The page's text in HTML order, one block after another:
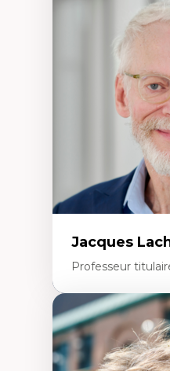
Acceptabilité,
technologies
Technologies
Insertion
personnel
Construction
minoritaire
Technologies
continue
Jacques
Professeur
Expertises
Histoire de
notamment au
Théorie et